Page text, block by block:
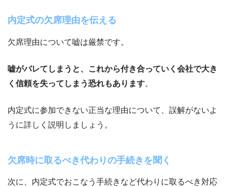
内定式の欠席理由を伝える
欠席理由について嘘は厳禁です。
嘘がバレてしまうと、これから付き合っていく会社で大き
く信頼を失ってしまう恐れもあります。
内定式に参加できない正当な理由について、誤解がないよ
うに詳しく説明しましょう。
欠席時に取るべき代わりの手続きを聞く
次に、内定式でおこなう手続きなど代わりに取るべき対応